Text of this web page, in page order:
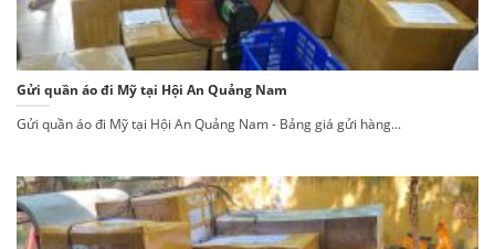
Gửi quần áo đi Mỹ tại Hội An Quảng Nam
Gửi quần áo đi Mỹ tại Hội An Quảng Nam - Bảng giá gửi hàng...